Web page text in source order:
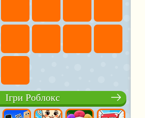
Ігри Роблокс